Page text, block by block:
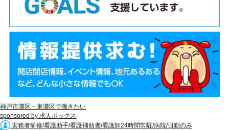
神戸市灘区・東灘区で働きたい
sponsored by 求人ボックス
実務者研修/看護助手/看護補助者/看護師24時間常駐/病院/日勤のみ